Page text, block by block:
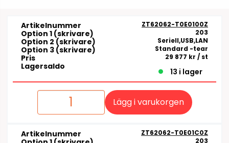
Artikelnummer ZT62062-T0E0100Z
Option 1 (skrivare) 203
Option 2 (skrivare) Seriell,USB,LAN
Option 3 (skrivare) Standard -tear
Pris 29 877 kr / st
Lagersaldo
13 i lager
Lägg i varukorgen
Artikelnummer ZT62062-T0E01C0Z
203